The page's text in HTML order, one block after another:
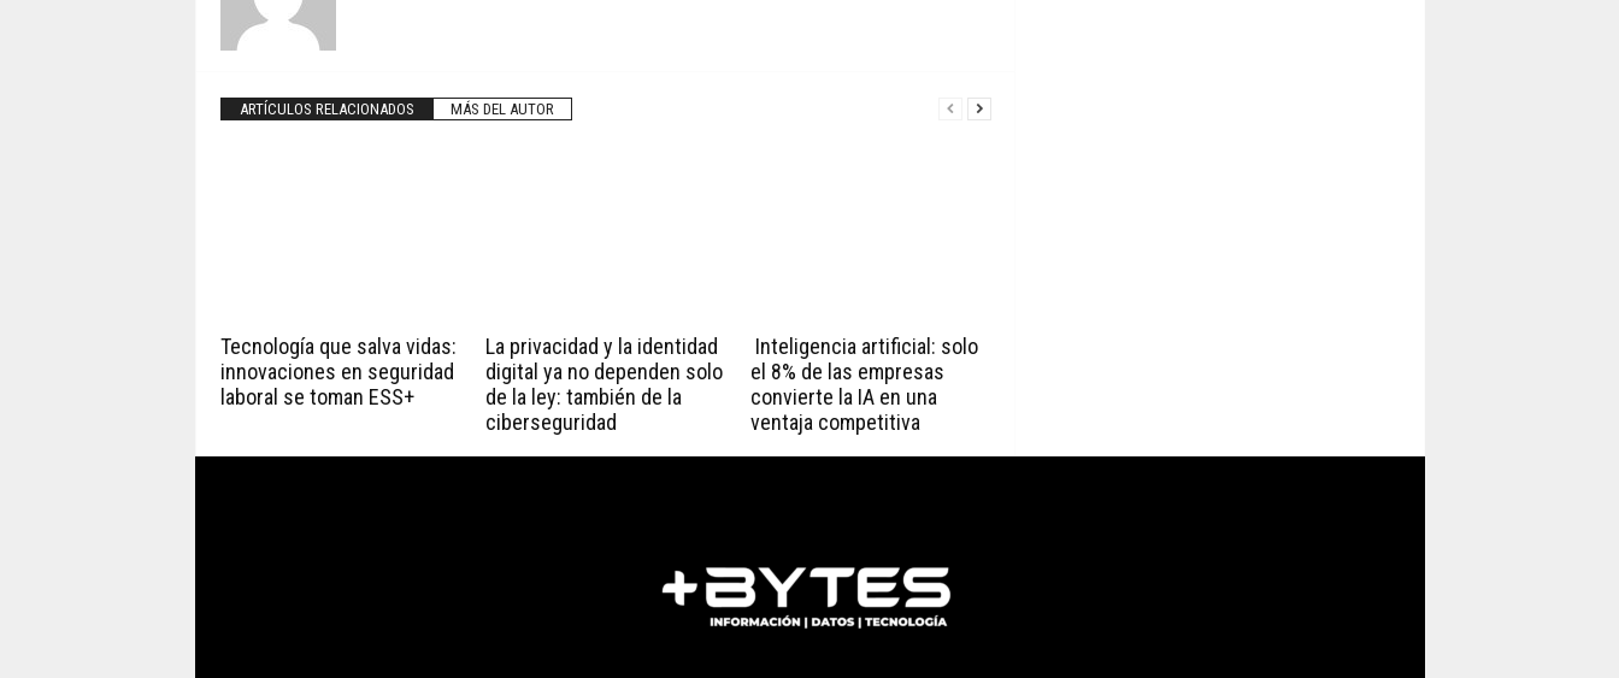
ARTÍCULOS RELACIONADOS MÁS DEL AUTOR
Tecnología que salva vidas:
innovaciones en seguridad
laboral se toman ESS+
La privacidad y la identidad
digital ya no dependen solo
de la ley: también de la
ciberseguridad
Inteligencia artificial: solo
el 8% de las empresas
convierte la IA en una
ventaja competitiva